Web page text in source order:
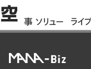
空 事
例
ソリュー
ション
ライ
フィス